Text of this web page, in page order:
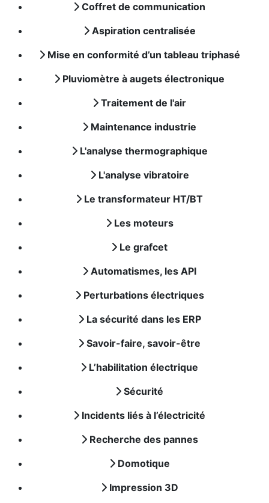
Coffret de communication
Aspiration centralisée
Mise en conformité d’un tableau triphasé
Pluviomètre à augets électronique
Traitement de l'air
Maintenance industrie
L'analyse thermographique
L'analyse vibratoire
Le transformateur HT/BT
Les moteurs
Le grafcet
Automatismes, les API
Perturbations électriques
La sécurité dans les ERP
Savoir-faire, savoir-être
L’habilitation électrique
Sécurité
Incidents liés à l’électricité
Recherche des pannes
Domotique
Impression 3D